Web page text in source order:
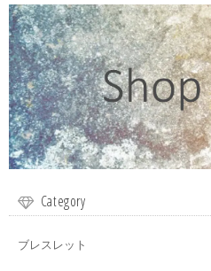
Category
ブレスレット